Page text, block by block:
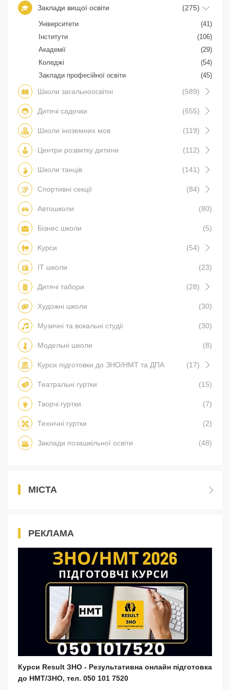
Заклади вищої освіти (275)
Університети
(41)
Інститути
(106)
Академії
(29)
Коледжі
(54)
Заклади професійної освіти
(45)
Школи загальноосвітні (589)
Дитячі садочки (655)
Школи іноземних мов (119)
Центри розвитку дитини (112)
Школи танців (141)
Спортивні секції (84)
Автошколи (80)
Бізнес школи (5)
Курси (54)
IT школи (23)
Дитячі табори (28)
Художні школи (30)
Музичні та вокальні студії (30)
Модельні школи (8)
Курси підготовки до ЗНО/НМТ та ДПА (17)
Театральні гуртки (15)
Творчі гуртки (7)
Технічні гуртки (2)
Заклади позашкільної освіти (48)
МІСТА
РЕКЛАМА
Курси Result ЗНО - Результативна онлайн підготовка
до НМТ/ЗНО, тел. 050 101 7520